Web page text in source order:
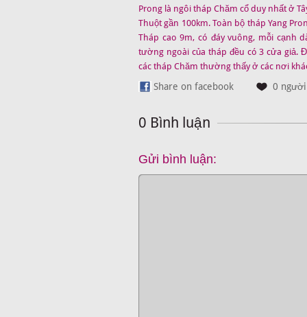
Prong là ngôi tháp Chăm cổ duy nhất ở
Thuột gần 100km. Toàn bộ tháp Yang
Tháp cao 9m, có đáy vuông, mỗi cạnh
tường ngoài của tháp đều có 3 cửa giả.
các tháp Chăm thường thấy ở các nơi
Share on facebook 0
0 Bình luận
Gửi bình luận: